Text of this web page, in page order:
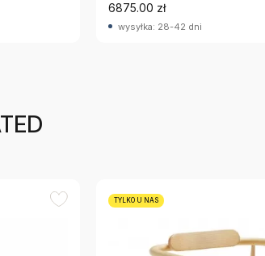
6875.00 zł
wysyłka: 28-42 dni
TYLKO U NAS